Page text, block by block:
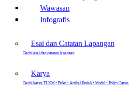
Wawasan
Infografis
Esai dan Catatan Lapangan
Berisi esai dan catatan lapangan
Karya
Berisi karya TLKM • Buku • Artikel Ilmiah • Modul • Policy